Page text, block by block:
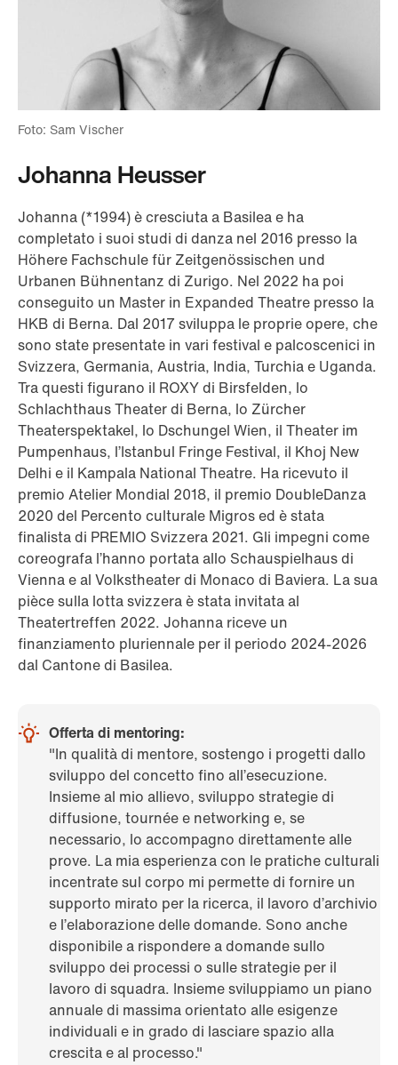
Foto: Sam Vischer
Johanna Heusser
Johanna (*1994) è cresciuta a Basilea e ha
completato i suoi studi di danza nel 2016 presso la
Höhere Fachschule für Zeitgenössischen und
Urbanen Bühnentanz di Zurigo. Nel 2022 ha poi
conseguito un Master in Expanded Theatre presso la
HKB di Berna. Dal 2017 sviluppa le proprie opere, che
sono state presentate in vari festival e palcoscenici in
Svizzera, Germania, Austria, India, Turchia e Uganda.
Tra questi figurano il ROXY di Birsfelden, lo
Schlachthaus Theater di Berna, lo Zürcher
Theaterspektakel, lo Dschungel Wien, il Theater im
Pumpenhaus, l’Istanbul Fringe Festival, il Khoj New
Delhi e il Kampala National Theatre. Ha ricevuto il
premio Atelier Mondial 2018, il premio DoubleDanza
2020 del Percento culturale Migros ed è stata
finalista di PREMIO Svizzera 2021. Gli impegni come
coreografa l’hanno portata allo Schauspielhaus di
Vienna e al Volkstheater di Monaco di Baviera. La sua
pièce sulla lotta svizzera è stata invitata al
Theatertreffen 2022. Johanna riceve un
finanziamento pluriennale per il periodo 2024-2026
dal Cantone di Basilea.
Offerta di mentoring:
"In qualità di mentore, sostengo i progetti dallo
sviluppo del concetto fino all’esecuzione.
Insieme al mio allievo, sviluppo strategie di
diffusione, tournée e networking e, se
necessario, lo accompagno direttamente alle
prove. La mia esperienza con le pratiche culturali
incentrate sul corpo mi permette di fornire un
supporto mirato per la ricerca, il lavoro d’archivio
e l’elaborazione delle domande. Sono anche
disponibile a rispondere a domande sullo
sviluppo dei processi o sulle strategie per il
lavoro di squadra. Insieme sviluppiamo un piano
annuale di massima orientato alle esigenze
individuali e in grado di lasciare spazio alla
crescita e al processo."